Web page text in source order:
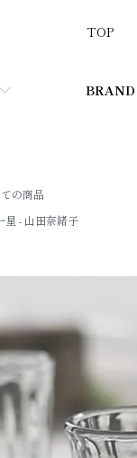
BRAND
TOP
の商品
星 - 山田奈緒子